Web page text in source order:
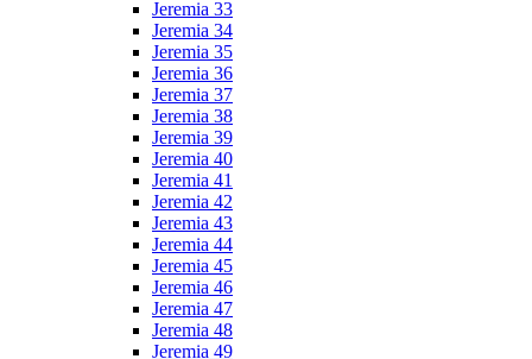
Jeremia 33
Jeremia 34
Jeremia 35
Jeremia 36
Jeremia 37
Jeremia 38
Jeremia 39
Jeremia 40
Jeremia 41
Jeremia 42
Jeremia 43
Jeremia 44
Jeremia 45
Jeremia 46
Jeremia 47
Jeremia 48
Jeremia 49